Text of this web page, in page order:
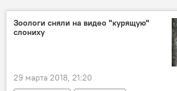
Зоологи сняли на видео "курящую"
слониху‍
29 марта 2018, 21:20